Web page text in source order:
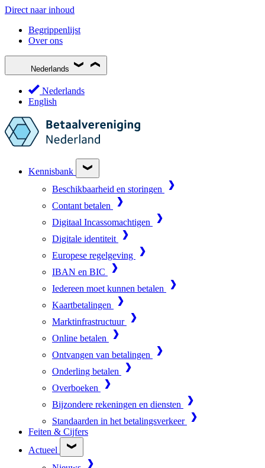
Direct naar inhoud
Begrippenlijst
Over ons
Nederlands
Nederlands
English
Kennisbank
Beschikbaarheid en storingen
Contant betalen
Digitaal Incassomachtigen
Digitale identiteit
Europese regelgeving
IBAN en BIC
Iedereen moet kunnen betalen
Kaartbetalingen
Marktinfrastructuur
Online betalen
Ontvangen van betalingen
Onderling betalen
Overboeken
Bijzondere rekeningen en diensten
Standaarden in het betalingsverkeer
Feiten & Cijfers
Actueel